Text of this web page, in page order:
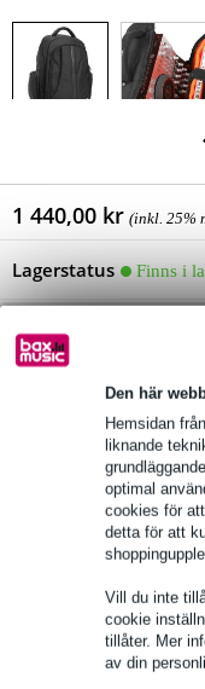
Den här
Hemsidan
liknande
optimal
cookies för
detta för att
Vill du inte
cookie
tillåter. Mer
av din
1 440,00 kr (inkl. 25%
Lagerstatus Finns i
Beställ före 16:00 =
Över 48 000 artiklar
1 250 ledande
UDG Ultimate
Färg: svart/orange